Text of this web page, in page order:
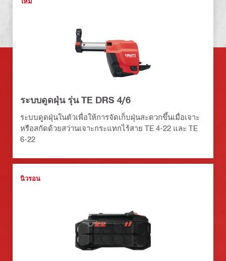
ระบบดูดฝุ่น รุ่น TE DRS 4/6
ระบบดูดฝุ่นในตัวเพื่อให้การจัดเก็บฝุ่นสะดวกขึ้นเมื่อเจาะ
หรือสกัดด้วยสว่านเจาะกระแทกไร้สาย TE 4-22 และ TE
6-22
นิวรอน